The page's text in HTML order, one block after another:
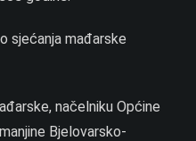
sjećanja mađarske
načelniku Općine
Bjelovarsko-